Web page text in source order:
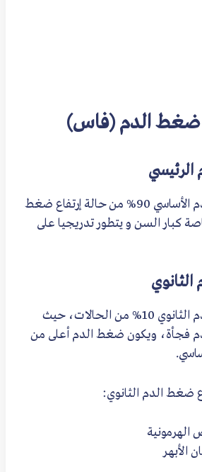
ضغط الدم (فاس)
يمثل إرتفاع ضغط الدم الأساسي 90% من حالة إرتفاع ضغط
كبار السن و يتطور تدريجيا على
يمثل إرتفاع ضغط الدم الثانوي 10% من الحالات، حيث
فجأة، ويكون ضغط الدم أعلى من
ضغط الدم الثانوي:
الهرمونية
الأبهر